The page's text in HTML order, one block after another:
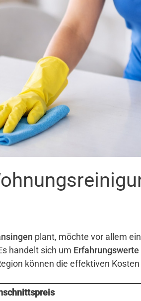
plant, möchte vor allem
handelt sich um
können die effektiven